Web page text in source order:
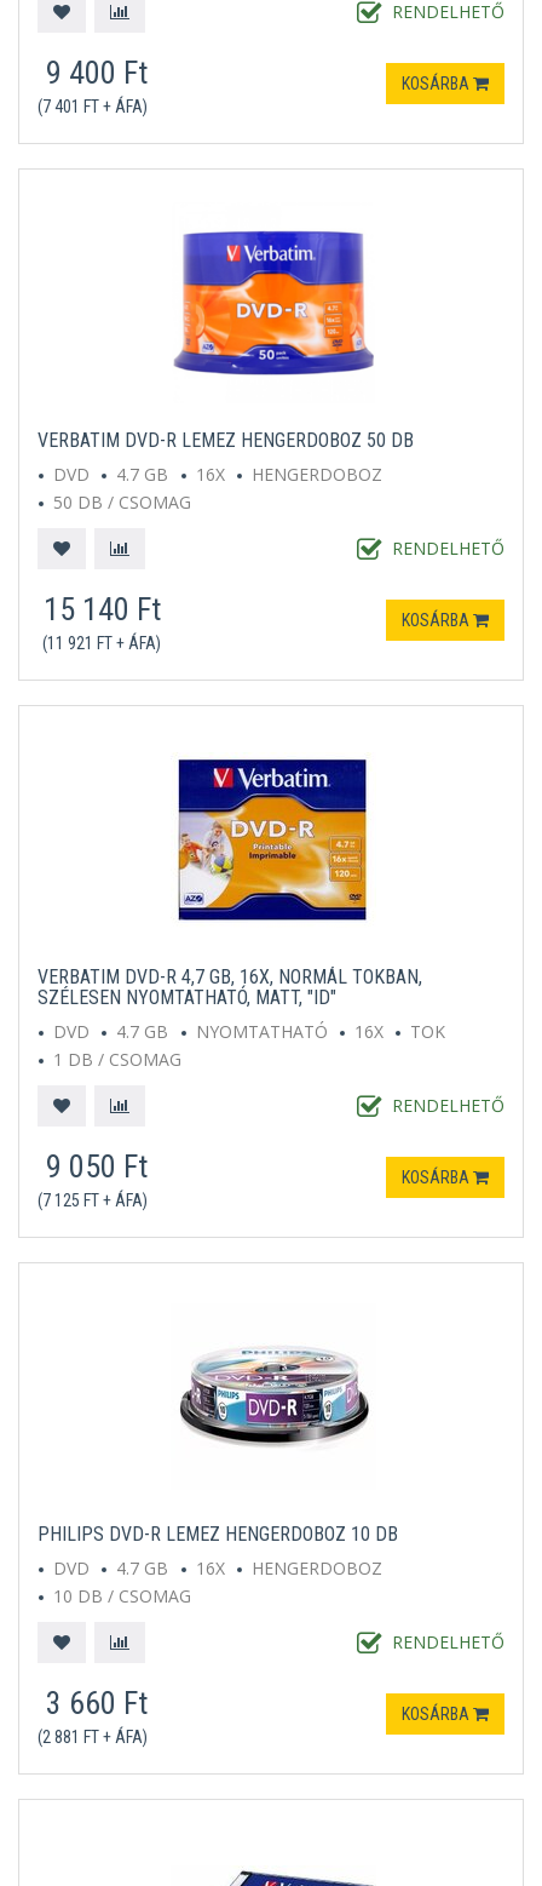
RENDELHETŐ
9 400 Ft
(7 401 FT + ÁFA)
KOSÁRBA
VERBATIM DVD-R LEMEZ HENGERDOBOZ 50 DB
DVD
4.7 GB 16X
HENGERDOBOZ
50 DB / CSOMAG
RENDELHETŐ
15 140 Ft
(11 921 FT + ÁFA)
KOSÁRBA
VERBATIM DVD-R 4,7 GB, 16X, NORMÁL TOKBAN,
SZÉLESEN NYOMTATHATÓ, MATT, "ID"
DVD
4.7 GB NYOMTATHATÓ 16X
TOK
1 DB / CSOMAG
RENDELHETŐ
9 050 Ft
(7 125 FT + ÁFA)
KOSÁRBA
PHILIPS DVD-R LEMEZ HENGERDOBOZ 10 DB
DVD
4.7 GB 16X
HENGERDOBOZ
10 DB / CSOMAG
RENDELHETŐ
3 660 Ft
(2 881 FT + ÁFA)
KOSÁRBA